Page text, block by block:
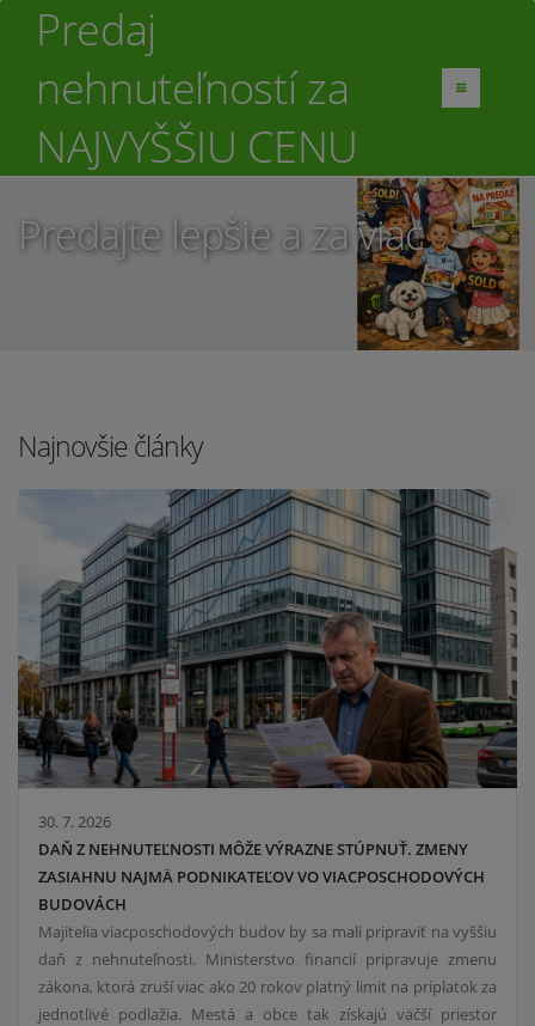
Predaj
nehnuteľností za
NAJVYŠŠIU CENU
Predajte lepšie a za viac
Najnovšie články
30. 7. 2026
DAŇ Z NEHNUTEĽNOSTI MÔŽE VÝRAZNE STÚPNUŤ. ZMENY
ZASIAHNU NAJMÄ PODNIKATEĽOV VO VIACPOSCHODOVÝCH
BUDOVÁCH
Majitelia viacposchodových budov by sa mali pripraviť na vyššiu
daň z nehnuteľnosti. Ministerstvo financií pripravuje zmenu
zákona, ktorá zruší viac ako 20 rokov platný limit na príplatok za
jednotlivé podlažia. Mestá a obce tak získajú väčší priestor